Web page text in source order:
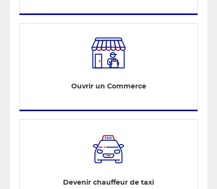
Ouvrir un Commerce
Devenir chauffeur de taxi